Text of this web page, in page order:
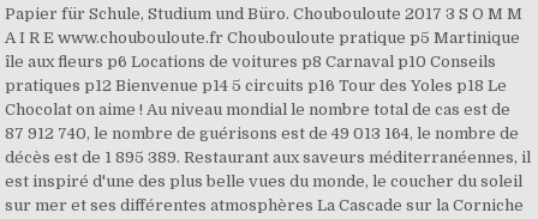
Papier für Schule, Studium und Büro. Choubouloute 2017 3 S O M M
A I R E www.choubouloute.fr Choubouloute pratique p5 Martinique
île aux fleurs p6 Locations de voitures p8 Carnaval p10 Conseils
pratiques p12 Bienvenue p14 5 circuits p16 Tour des Yoles p18 Le
Chocolat on aime ! Au niveau mondial le nombre total de cas est de
87 912 740, le nombre de guérisons est de 49 013 164, le nombre de
décès est de 1 895 389. Restaurant aux saveurs méditerranéennes, il
est inspiré d'une des plus belle vues du monde, le coucher du soleil
sur mer et ses différentes atmosphères La Cascade sur la Corniche